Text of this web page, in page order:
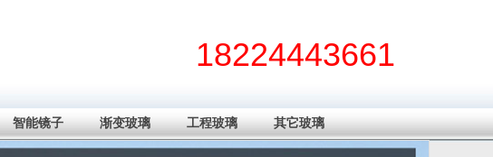
18224443661
智能镜子 渐变玻璃 工程玻璃 其它玻璃